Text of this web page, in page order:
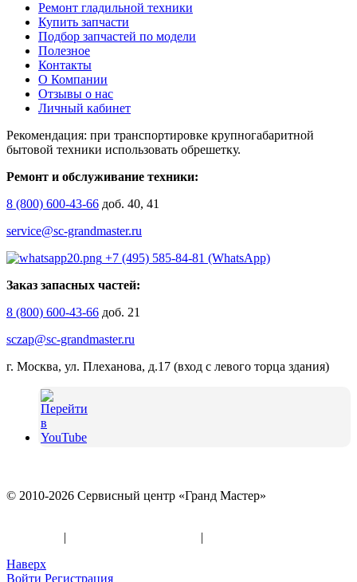
Ремонт гладильной техники
Купить запчасти
Подбор запчастей по модели
Полезное
Контакты
О Компании
Отзывы о нас
Личный кабинет
Рекомендация: при транспортировке крупногабаритной
бытовой техники использовать обрешетку.
Ремонт и обслуживание техники:
8 (800) 600-43-66 доб. 40, 41
service@sc-grandmaster.ru
+7 (495) 585-84-81 (WhatsApp)
Заказ запасных частей:
8 (800) 600-43-66 доб. 21
sczap@sc-grandmaster.ru
г. Москва, ул. Плеханова, д.17 (вход с левого торца здания)
© 2010-2026 Сервисный центр «Гранд Мастер»
| |
Наверх
Войти Регистрация